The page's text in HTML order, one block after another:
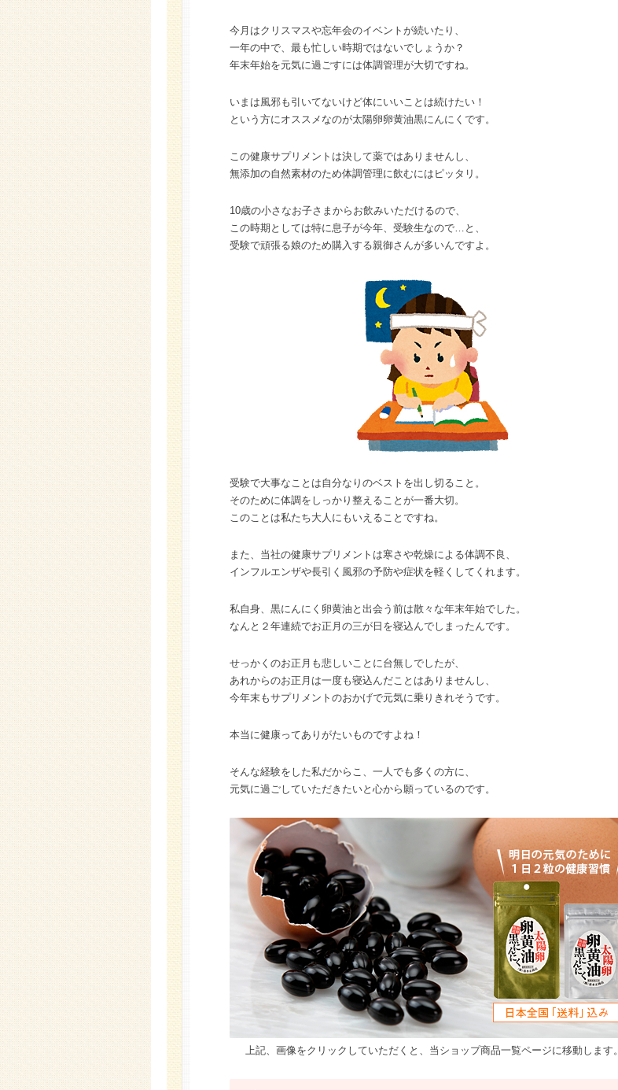
今月はクリスマスや忘年会のイベントが続いたり、
一年の中で、最も忙しい時期ではないでしょうか？
年末年始を元気に過ごすには体調管理が大切ですね。
いまは風邪も引いてないけど体にいいことは続けたい！
という方にオススメなのが太陽卵卵黄油黒にんにくです。
この健康サプリメントは決して薬ではありませんし、
無添加の自然素材のため体調管理に飲むにはピッタリ。
10歳の小さなお子さまからお飲みいただけるので、
この時期としては特に息子が今年、受験生なので…と、
受験で頑張る娘のため購入する親御さんが多いんですよ。
受験で大事なことは自分なりのベストを出し切ること。
そのために体調をしっかり整えることが一番大切。
このことは私たち大人にもいえることですね。
また、当社の健康サプリメントは寒さや乾燥による体調不良、
インフルエンザや長引く風邪の予防や症状を軽くしてくれます。
私自身、黒にんにく卵黄油と出会う前は散々な年末年始でした。
なんと２年連続でお正月の三が日を寝込んでしまったんです。
せっかくのお正月も悲しいことに台無しでしたが、
あれからのお正月は一度も寝込んだことはありませんし、
今年末もサプリメントのおかげで元気に乗りきれそうです。
本当に健康ってありがたいものですよね！
そんな経験をした私だからこ、一人でも多くの方に、
元気に過ごしていただきたいと心から願っているのです。
上記、画像をクリックしていただくと、当ショップ商品一覧ページに移動します。